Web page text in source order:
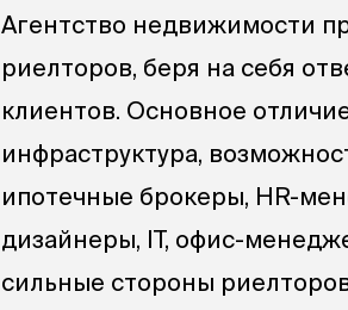
Агентство недвижимости
риелторов, беря на себя
клиентов. Основное
инфраструктура,
ипотечные брокеры, HR-
дизайнеры, IT, офис-
сильные стороны